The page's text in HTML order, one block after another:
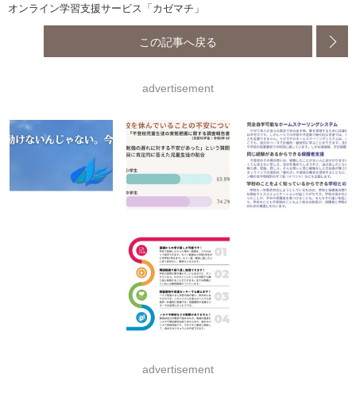
オンライン学習支援サービス「カゼマチ」
この記事へ戻る
advertisement
advertisement